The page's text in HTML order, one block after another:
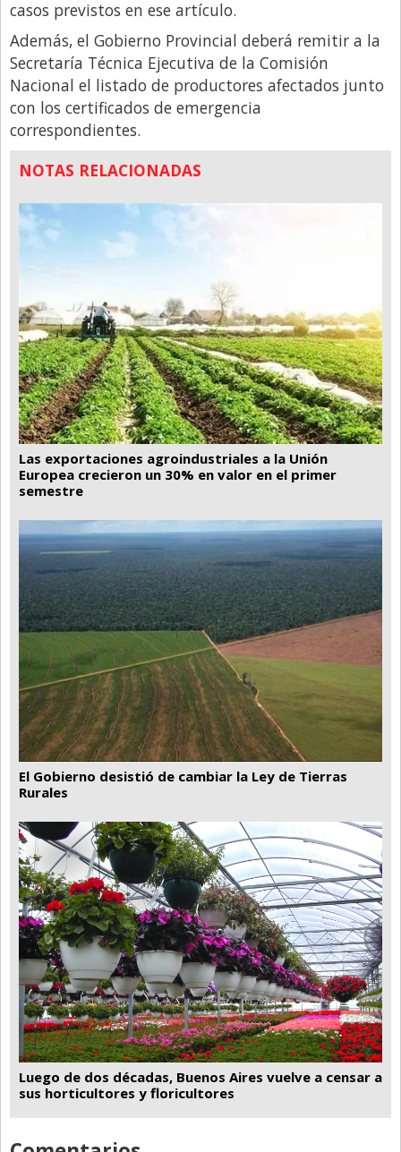
Sociedad
Tecnología
Tendencias
Viajes
casos previstos en ese artículo.
Además, el Gobierno Provincial deberá remitir a la
Secretaría Técnica Ejecutiva de la Comisión
Nacional el listado de productores afectados junto
con los certificados de emergencia
correspondientes.
NOTAS RELACIONADAS
Las exportaciones agroindustriales a la Unión
Europea crecieron un 30% en valor en el primer
semestre
El Gobierno desistió de cambiar la Ley de Tierras
Rurales
Luego de dos décadas, Buenos Aires vuelve a censar a
sus horticultores y floricultores